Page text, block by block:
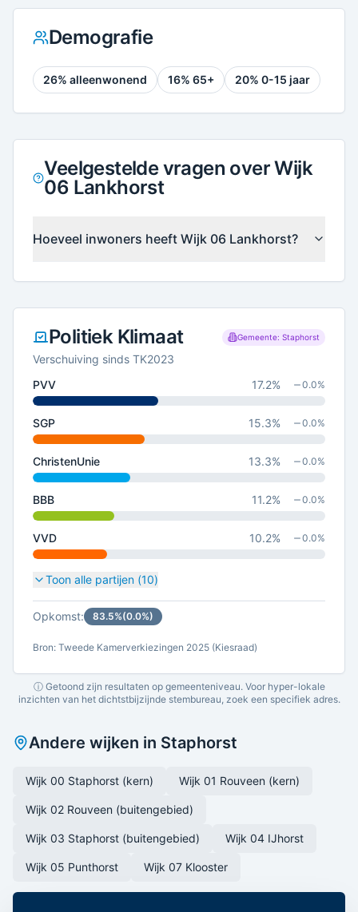
Demografie
26% alleenwonend 16% 65+ 20% 0-15 jaar
Veelgestelde vragen over Wijk
06 Lankhorst
Hoeveel inwoners heeft Wijk 06 Lankhorst?
Politiek Klimaat Gemeente: Staphorst
Verschuiving sinds TK2023
PVV
17.2% 0.0%
SGP 15.3% 0.0%
ChristenUnie 13.3% 0.0%
BBB 11.2% 0.0%
VVD 10.2% 0.0%
Toon alle partijen (10)
Opkomst: 83.5%(0.0%)
Bron: Tweede Kamerverkiezingen 2025 (Kiesraad)
ⓘ Getoond zijn resultaten op gemeenteniveau. Voor hyper-lokale
inzichten van het dichtstbijzijnde stembureau, zoek een specifiek adres.
Andere wijken in Staphorst
Wijk 00 Staphorst (kern) Wijk 01 Rouveen (kern)
Wijk 02 Rouveen (buitengebied)
Wijk 03 Staphorst (buitengebied) Wijk 04 IJhorst
Wijk 05 Punthorst Wijk 07 Klooster